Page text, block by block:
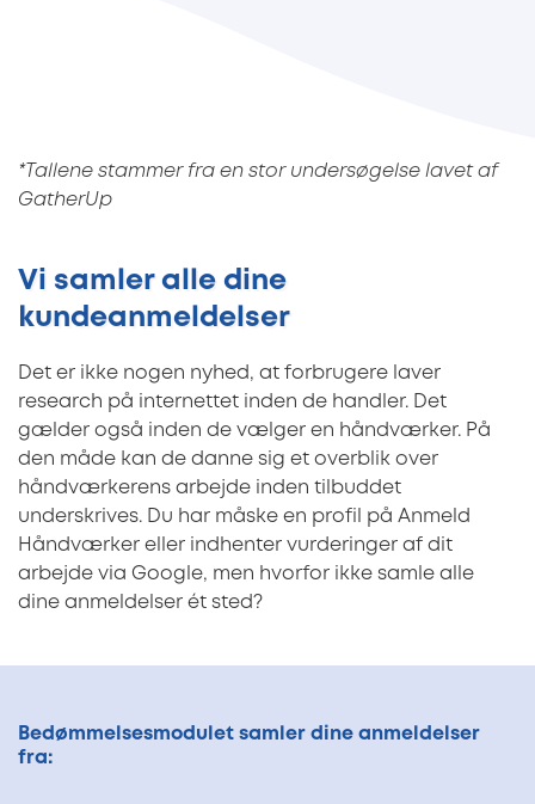
*Tallene stammer fra en stor undersøgelse lavet af
GatherUp
Vi samler alle dine
kundeanmeldelser
Det er ikke nogen nyhed, at forbrugere laver
research på internettet inden de handler. Det
gælder også inden de vælger en håndværker. På
den måde kan de danne sig et overblik over
håndværkerens arbejde inden tilbuddet
underskrives. Du har måske en profil på Anmeld
Håndværker eller indhenter vurderinger af dit
arbejde via Google, men hvorfor ikke samle alle
dine anmeldelser ét sted?
Bedømmelsesmodulet samler dine anmeldelser
fra: